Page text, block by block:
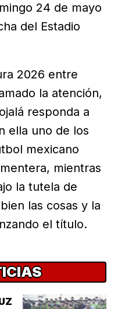
24 de mayo
del Estadio
2026 entre
la atención,
responda a
ella uno de los
mexicano
mientras
la tutela de
las cosas y la
el título.